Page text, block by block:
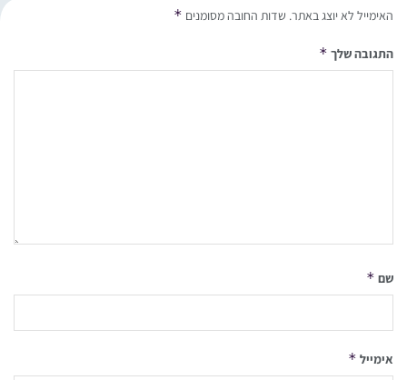
האימייל לא יוצג באתר. שדות החובה מסומנים *
התגובה שלך *
שם *
אימייל *